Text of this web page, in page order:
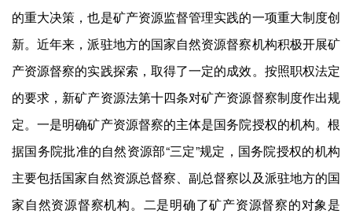
的重大决策，也是矿产资源监督管理实践的一项重大制度创
新。近年来，派驻地方的国家自然资源督察机构积极开展矿
产资源督察的实践探索，取得了一定的成效。按照职权法定
的要求，新矿产资源法第十四条对矿产资源督察制度作出规
定。一是明确矿产资源督察的主体是国务院授权的机构。根
据国务院批准的自然资源部“三定”规定，国务院授权的机构
主要包括国家自然资源总督察、副总督察以及派驻地方的国
家自然资源督察机构。二是明确了矿产资源督察的对象是